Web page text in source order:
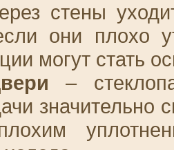
стены
они плохо
могут стать
–
значительно